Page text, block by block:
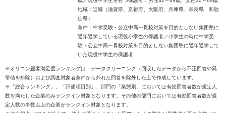
地域：近畿（滋賀県、京都府、大阪府、兵庫県、奈良県、和歌
山県）
条件：中学受験・公立中高一貫校対策を目的としない集団塾に
通年通学している現役小学生の保護者／小学生の時に中学受
験・公立中高一貫校対策を目的としない集団塾に通年通学して
いた現役中学生の保護者
※オリコン顧客満足度ランキングは、データクリーニング（回収したデータから不正回答や異
常値を排除）および調査対象者条件から外れた回答を除外した上で作成しています。
※「総合ランキング」、「評価項目別」、部門の「業態別」においては有効回答者数が規定人
数を満たした企業のみランクイン対象となります。その他の部門においては有効回答者数が規
定人数の半数以上の企業がランクイン対象となります。